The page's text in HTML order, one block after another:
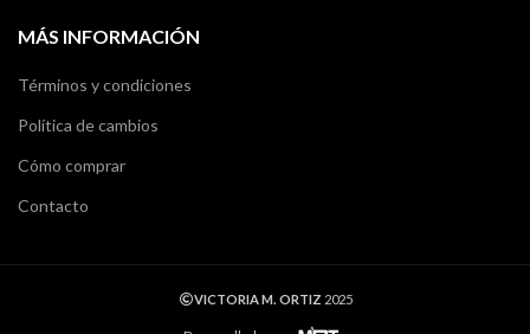
MÁS INFORMACIÓN
Términos y condiciones
Política de cambios
Cómo comprar
Contacto
VICTORIA M. ORTIZ 2025